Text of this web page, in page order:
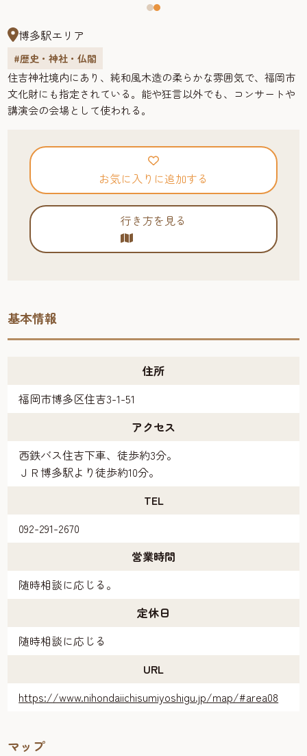
博多駅エリア
#歴史・神社・仏閣
住吉神社境内にあり、純和風木造の柔らかな雰囲気で、福岡市
文化財にも指定されている。能や狂言以外でも、コンサートや
講演会の会場として使われる。
お気に入りに追加する
行き方を見る
基本情報
住所
福岡市博多区住吉3-1-51
アクセス
西鉄バス住吉下車、徒歩約3分。
ＪＲ博多駅より徒歩約10分。
TEL
092-291-2670
営業時間
随時相談に応じる。
定休日
随時相談に応じる
URL
https://www.nihondaiichisumiyoshigu.jp/map/#area08
マップ